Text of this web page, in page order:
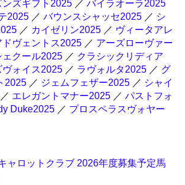
ンズギフト2025 ／ バイラオーラ2025
2025 ／ バウンスシャッセ2025 ／ シ
／ カイゼリン2025 ／ ヴィータアレ
ドヴェントス2025 ／ アーズローヴァー
ェクール2025 ／ クラシックリディア
ヴォイス2025 ／ ラヴォルタ2025 ／ グ
2025 ／ ジェムフェザー2025 ／ シャイ
／ エレガントマナー2025 ／ パストフォ
Duke2025 ／ プロスペラスヴォヤー
ャロットクラブ 2026年度募集予定馬